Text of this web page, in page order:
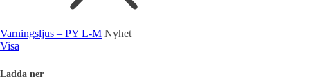
Varningsljus – PY L-M Nyhet
Visa
Ladda ner